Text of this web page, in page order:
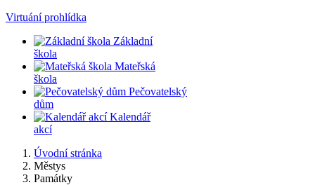
Virtuání prohlídka
Základní
škola
Mateřská
škola
Pečovatelský
dům
Kalendář
akcí
Úvodní stránka
Městys
Památky